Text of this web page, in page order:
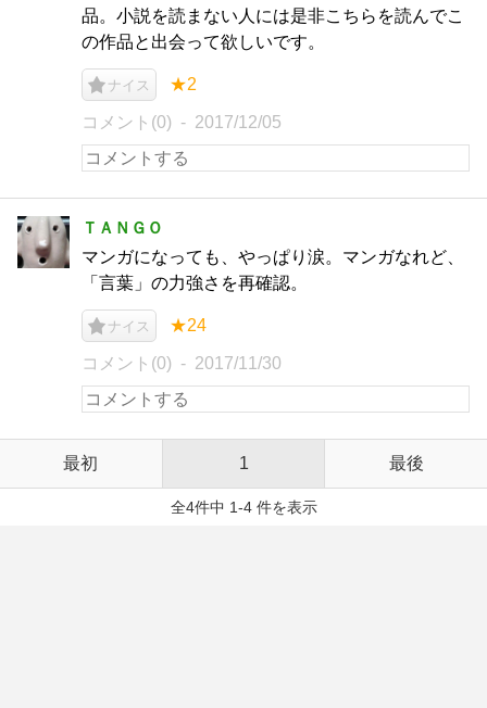
品。小説を読まない人には是非こちらを読んでこ
の作品と出会って欲しいです。
ナイス ★2
コメント(0) 2017/12/05
ＴＡＮＧＯ
マンガになっても、やっぱり涙。マンガなれど、
「言葉」の力強さを再確認。
ナイス ★24
コメント(0) 2017/11/30
最初 1 最後
全4件中 1-4 件を表示